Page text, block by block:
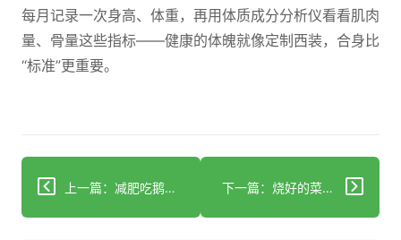
每月记录一次身高、体重，再用体质成分分析仪看看肌肉
量、骨量这些指标——健康的体魄就像定制西装，合身比
“标准”更重要。
上一篇：减肥吃鹅肉有讲究？营养师揭秘"肥鹅变瘦"真相 下一篇：烧好的菜过开水，营养真的会“跑”吗？